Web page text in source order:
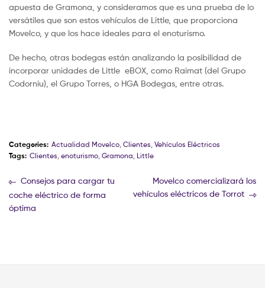
apuesta de Gramona, y consideramos que es una prueba de lo
versátiles que son estos vehículos de Little, que proporciona
Movelco, y que los hace ideales para el enoturismo.
De hecho, otras bodegas están analizando la posibilidad de
incorporar unidades de Little eBOX, como Raimat (del Grupo
Codorniu), el Grupo Torres, o HGA Bodegas, entre otras.
Categories: Actualidad Movelco Clientes Vehículos Eléctricos
Tags: Clientes enoturismo Gramona Little
Consejos para cargar tu
coche eléctrico de forma
óptima
Movelco comercializará los
vehículos eléctricos de Torrot